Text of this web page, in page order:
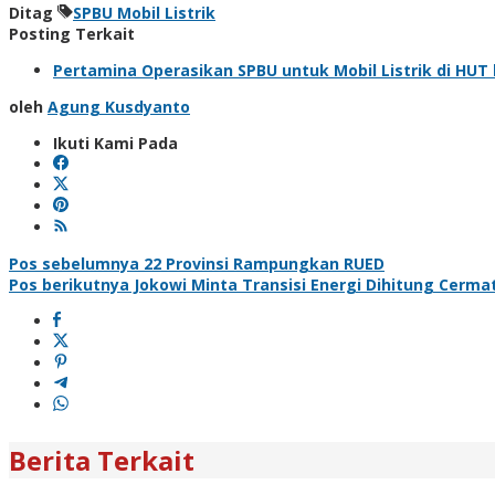
Ditag
SPBU Mobil Listrik
Posting Terkait
Pertamina Operasikan SPBU untuk Mobil Listrik di HUT
oleh Agung Kusdyanto
Ikuti Kami Pada
Navigasi
pos
Pos sebelumnya 22 Provinsi Rampungkan RUED
Pos berikutnya Jokowi Minta Transisi Energi Dihitung
Berita Terkait